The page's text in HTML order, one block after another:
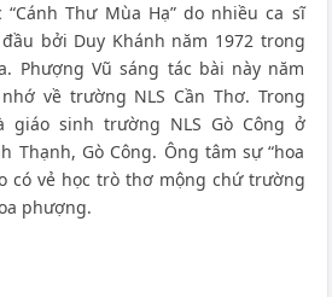
Thư Mùa Hạ” do nhiều ca sĩ
bởi Duy Khánh năm 1972 trong
Phượng Vũ sáng tác bài này năm
về trường NLS Cần Thơ. Trong
giáo sinh trường NLS Gò Công ở
Thạnh, Gò Công. Ông tâm sự “hoa
có vẻ học trò thơ mộng chứ trường
phượng.